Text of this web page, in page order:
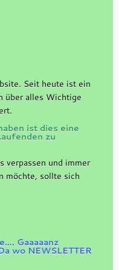
Seit heute ist ein
über alles Wichtige
ist dies eine
zu
verpassen und immer
möchte, sollte sich
Gaaaaanz
wo NEWSLETTER